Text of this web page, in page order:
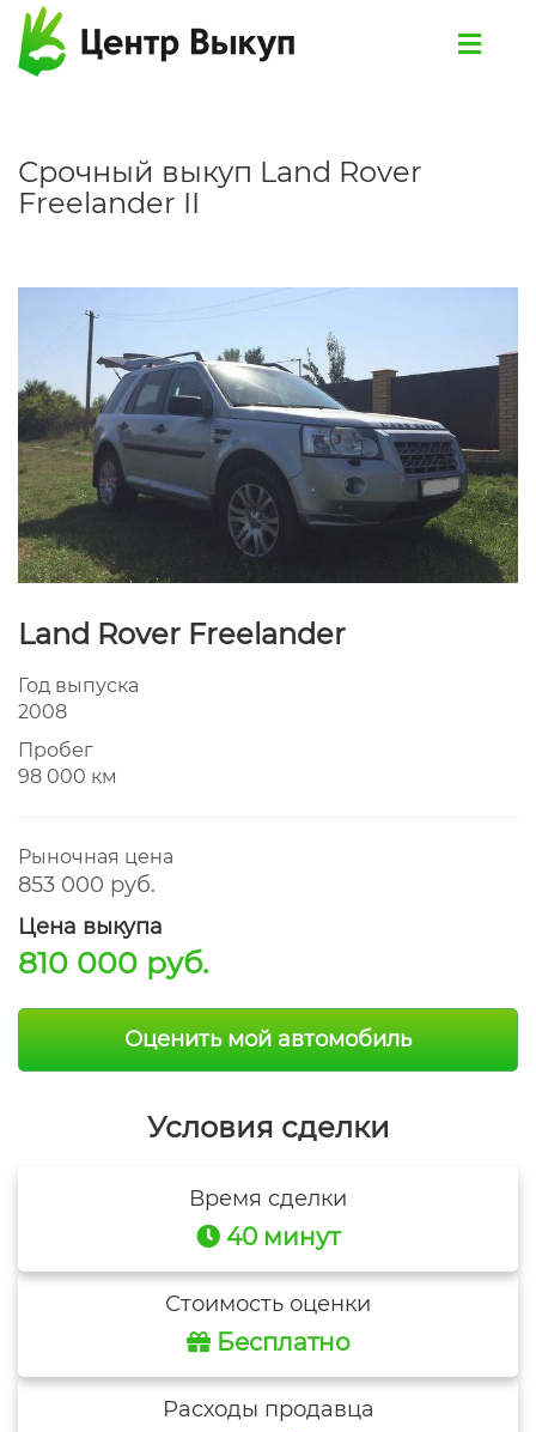
Срочный выкуп Land Rover
Freelander II
Land Rover Freelander
Год выпуска
2008
Пробег
98 000 км
Рыночная цена
853 000 руб.
Цена выкупа
810 000 руб.
Оценить мой автомобиль
Условия сделки
Время сделки
40 минут
Стоимость оценки
Бесплатно
Расходы продавца